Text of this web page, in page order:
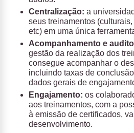
Centralização: a
seus treinamentos
etc) em uma única
Acompanhamento e
gestão da realização dos
consegue acompanhar o
incluindo taxas de
dados gerais de
Engajamento: os
aos treinamentos, com a
à emissão de certificados,
desenvolvimento.